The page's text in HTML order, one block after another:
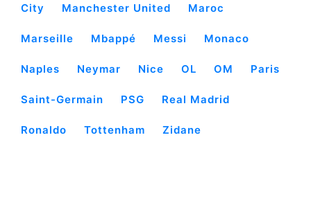
City Manchester United Maroc
Marseille Mbappé Messi Monaco
Naples Neymar Nice OL OM Paris
Saint-Germain PSG Real Madrid
Ronaldo Tottenham Zidane